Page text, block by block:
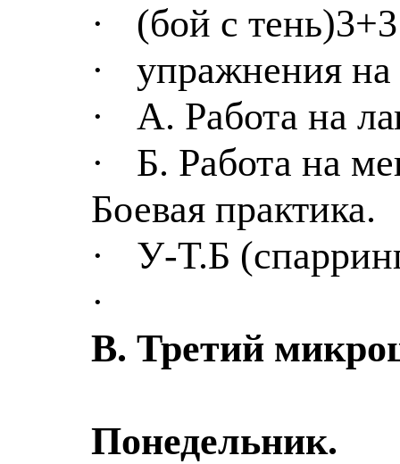
·
(бой с
·
упражнения
·
А. Работа на
·
Б. Работа на
Боевая практика.
·
У-Т.Б
·
В. Третий
Понедельник.